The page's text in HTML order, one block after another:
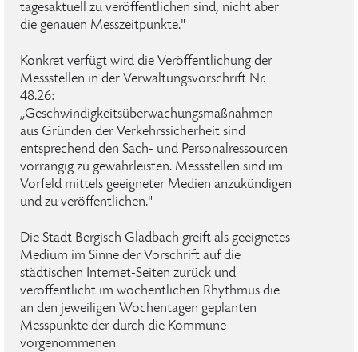
tagesaktuell zu veröffentlichen sind, nicht aber
die genauen Messzeitpunkte."
Konkret verfügt wird die Veröffentlichung der
Messstellen in der Verwaltungsvorschrift Nr.
48.26:
„Geschwindigkeitsüberwachungsmaßnahmen
aus Gründen der Verkehrssicherheit sind
entsprechend den Sach- und Personalressourcen
vorrangig zu gewährleisten. Messstellen sind im
Vorfeld mittels geeigneter Medien anzukündigen
und zu veröffentlichen."
Die Stadt Bergisch Gladbach greift als geeignetes
Medium im Sinne der Vorschrift auf die
städtischen Internet-Seiten zurück und
veröffentlicht im wöchentlichen Rhythmus die
an den jeweiligen Wochentagen geplanten
Messpunkte der durch die Kommune
vorgenommenen